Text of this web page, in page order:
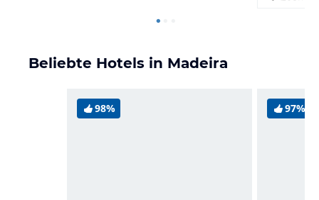
Beliebte Hotels in Madeira
98% 97%